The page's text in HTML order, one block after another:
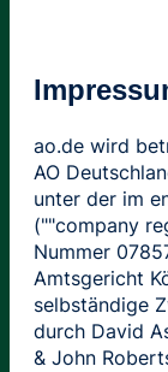
ao.de wird
AO
unter der im
(""company
Nummer
Amtsgericht
selbständige
durch David
& John